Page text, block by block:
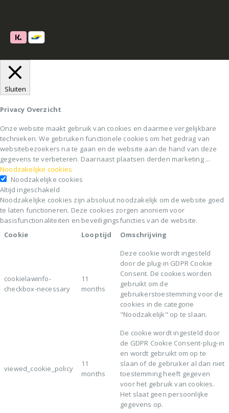
Sluiten
Privacy Overzicht
Onze website maakt gebruik van cookies en daarmee vergelijkbare
technieken. We gebruiken functionele cookies om het gedrag van
websitebezoekers na te gaan en de website aan de hand van deze
gegevens te verbeteren. Daarnaast plaatsen derden marketing ...
Noodzakelijke cookies
Noodzakelijke cookies
Altijd ingeschakeld
Noodzakelijke cookies zijn absoluut noodzakelijk om de website goed
te laten functioneren. Deze cookies zorgen anoniem voor
basisfunctionaliteiten en beveiligingsfuncties van de website.
Cookie
Looptijd Omschrijving
cookielawinfo-
checkbox-necessary
11
months
Deze cookie wordt ingesteld
door de plug-in GDPR Cookie
Consent. De cookies worden
gebruikt om de
gebruikerstoestemming voor de
cookies in de categorie
"Noodzakelijk" op te slaan.
viewed_cookie_policy
11
months
De cookie wordt ingesteld door
de GDPR Cookie Consent-plug-in
en wordt gebruikt om op te
slaan of de gebruiker al dan niet
toestemming heeft gegeven
voor het gebruik van cookies.
Het slaat geen persoonlijke
gegevens op.